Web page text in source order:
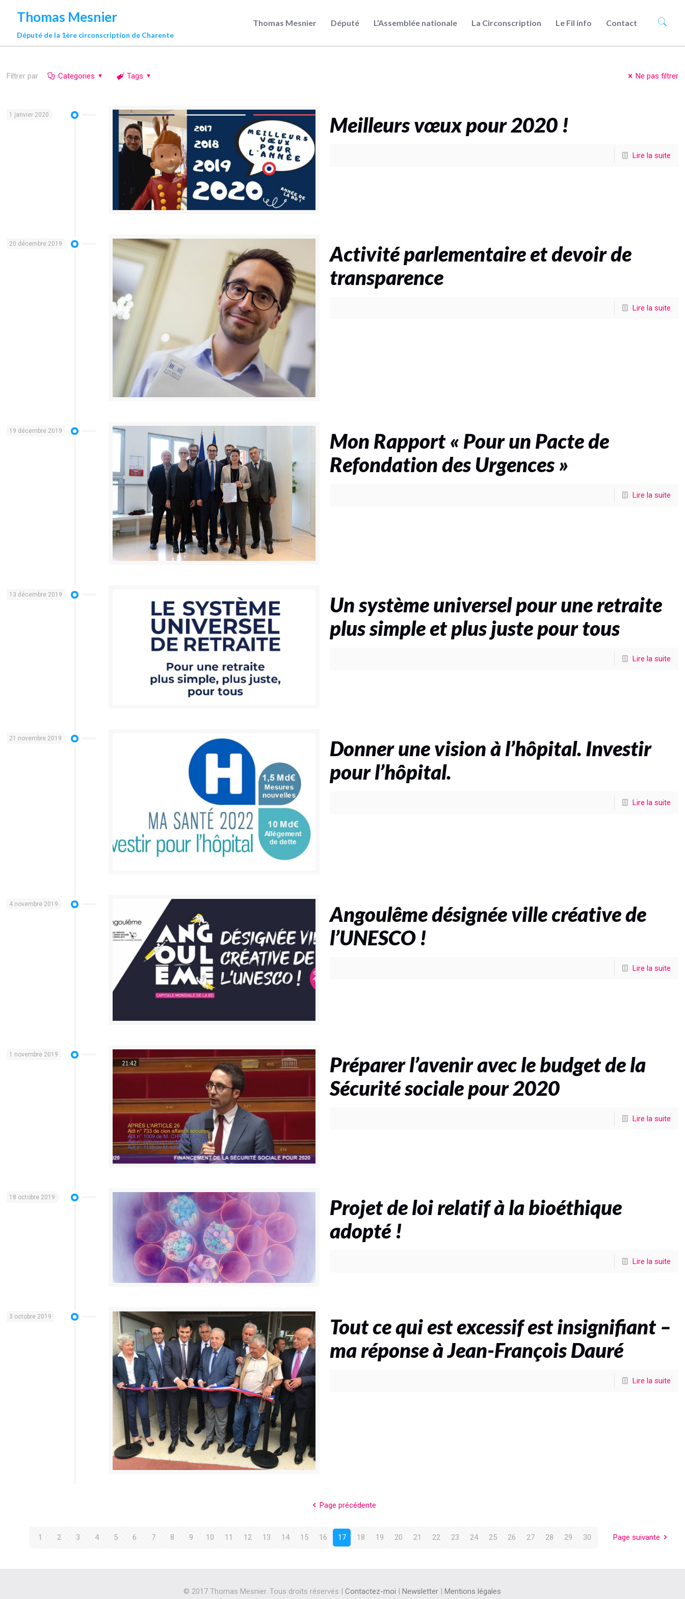
Thomas Mesnier
Député de la 1ère circonscription de Charente
Thomas Mesnier Député L’Assemblée nationale La Circonscription Le Fil info Contact
Filtrer par Categories Tags Ne pas filtrer
1 janvier 2020 Meilleurs vœux pour 2020 !
Lire la suite
20 décembre 2019
Activité parlementaire et devoir de
transparence
Lire la suite
19 décembre 2019
Mon Rapport « Pour un Pacte de
Refondation des Urgences »
Lire la suite
13 décembre 2019
Un système universel pour une retraite
plus simple et plus juste pour tous
Lire la suite
21 novembre 2019
Donner une vision à l’hôpital. Investir
pour l’hôpital.
Lire la suite
4 novembre 2019
Angoulême désignée ville créative de
l’UNESCO !
Lire la suite
1 novembre 2019
Préparer l’avenir avec le budget de la
Sécurité sociale pour 2020
Lire la suite
18 octobre 2019
Projet de loi relatif à la bioéthique
adopté !
Lire la suite
3 octobre 2019
Tout ce qui est excessif est insignifiant –
ma réponse à Jean-François Dauré
Lire la suite
Page précédente
1 2 3 4 5 6 7 8 9 10 11 12 13 14 15 16 17 18 19 20 21 22 23 24 25 26 27 28 29 30 Page suivante
© 2017 Thomas Mesnier. Tous droits réservés |Contactez-moi |Newsletter |Mentions légales